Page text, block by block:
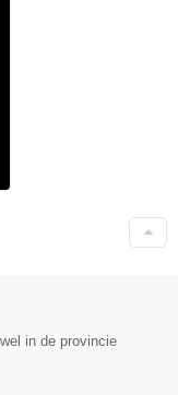
in de provincie